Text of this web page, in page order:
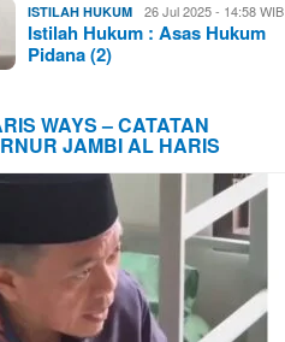
ISTILAH HUKUM 26 Jul 2025 - 14:58 WIB
Istilah Hukum : Asas Hukum
Pidana (2)
WAYS – CATATAN
JAMBI AL HARIS